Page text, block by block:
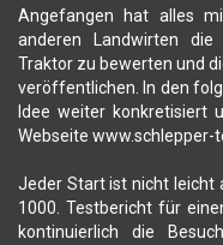
Angefangen hat alles
anderen Landwirten
Traktor zu bewerten und
veröffentlichen. In den
Idee weiter konkretisiert
Webseite www.schlepper-
Jeder Start ist nicht leicht
1000. Testbericht für
kontinuierlich die